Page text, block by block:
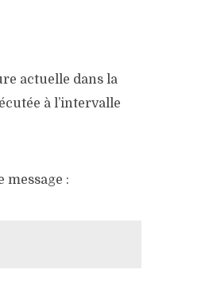
actuelle dans la
à l’intervalle
message :